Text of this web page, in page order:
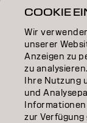
INSPIRATION
EDUCATION
ÜBER
SALON
PARTNER
COOKIE
Wir
unserer
Anzeigen zu
zu
Ihre Nutzung
und
Informationen
zur